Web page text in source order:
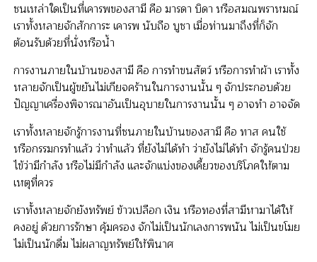
ชนเหล่าใดเป็นที่เคารพของสามี คือ มารดา บิดา หรือสมณพราหมณ์
เราทั้งหลายจักสักการะ เคารพ นับถือ บูชา เมื่อท่านมาถึงที่ก็จัก
ต้อนรับด้วยที่นั่งหรือน้ำ
การงานภายในบ้านของสามี คือ การทำขนสัตว์ หรือการทำผ้า เราทั้ง
หลายจักเป็นผู้ขยันไม่เกียจคร้านในการงานนั้น ๆ จักประกอบด้วย
ปัญญาเครื่องพิจารณาอันเป็นอุบายในการงานนั้น ๆ อาจทำ อาจจัด
เราทั้งหลายจักรู้การงานที่ชนภายในบ้านของสามี คือ ทาส คนใช้
หรือกรรมกรทำแล้ว ว่าทำแล้ว ที่ยังไม่ได้ทำ ว่ายังไม่ได้ทำ จักรู้คนป่วย
ไข้ว่ามีกำลัง หรือไม่มีกำลัง และจักแบ่งของเคี้ยวของบริโภคให้ตาม
เหตุที่ควร
เราทั้งหลายจักยังทรัพย์ ข้าวเปลือก เงิน หรือทองที่สามีหามาได้ให้
คงอยู่ ด้วยการรักษา คุ้มครอง จักไม่เป็นนักเลงการพนัน ไม่เป็นขโมย
ไม่เป็นนักดื่ม ไม่ผลาญทรัพย์ให้พินาศ